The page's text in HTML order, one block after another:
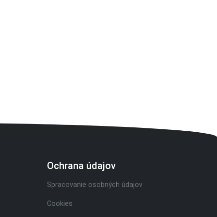
Ochrana údajov
Spracovanie osobných údajov
Cookies